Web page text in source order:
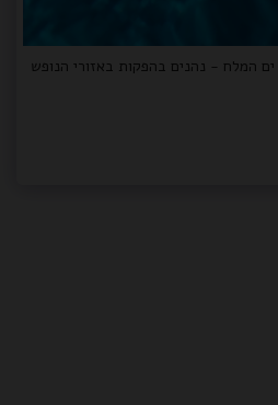
המלח - נהנים בהפקות באזורי הנופש